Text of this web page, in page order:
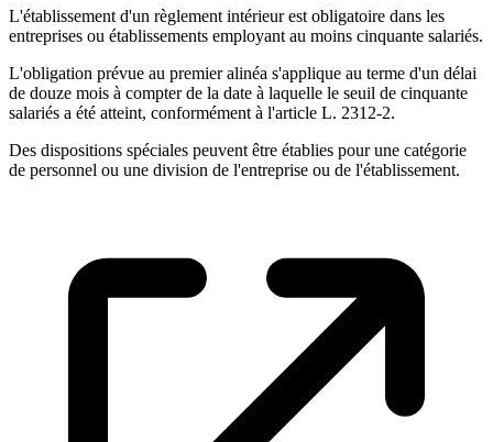
L'établissement d'un règlement intérieur est obligatoire dans les
entreprises ou établissements employant au moins cinquante salariés.
L'obligation prévue au premier alinéa s'applique au terme d'un délai
de douze mois à compter de la date à laquelle le seuil de cinquante
salariés a été atteint, conformément à l'article L. 2312-2.
Des dispositions spéciales peuvent être établies pour une catégorie
de personnel ou une division de l'entreprise ou de l'établissement.